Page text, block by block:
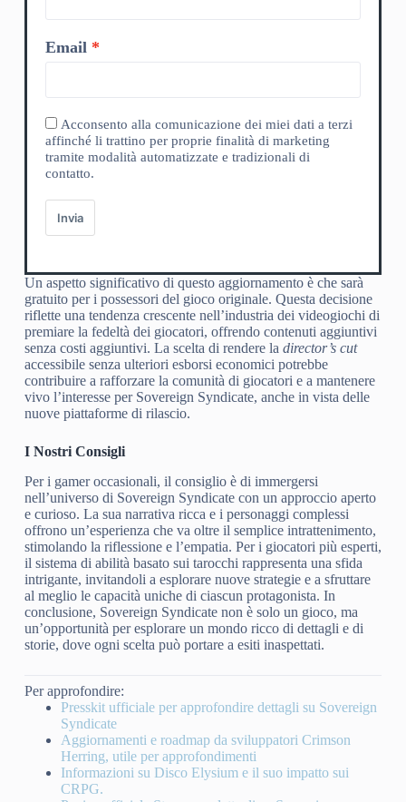
Email
Acconsento alla comunicazione dei miei dati a terzi
affinché li trattino per proprie finalità di marketing
tramite modalità automatizzate e tradizionali di
contatto.
Invia
Un aspetto significativo di questo aggiornamento è che sarà
gratuito per i possessori del gioco originale. Questa decisione
riflette una tendenza crescente nell’industria dei videogiochi di
premiare la fedeltà dei giocatori, offrendo contenuti aggiuntivi
senza costi aggiuntivi. La scelta di rendere la director’s cut
accessibile senza ulteriori esborsi economici potrebbe
contribuire a rafforzare la comunità di giocatori e a mantenere
vivo l’interesse per Sovereign Syndicate, anche in vista delle
nuove piattaforme di rilascio.
I Nostri Consigli
Per i gamer occasionali, il consiglio è di immergersi
nell’universo di Sovereign Syndicate con un approccio aperto
e curioso. La sua narrativa ricca e i personaggi complessi
offrono un’esperienza che va oltre il semplice intrattenimento,
stimolando la riflessione e l’empatia. Per i giocatori più esperti,
il sistema di abilità basato sui tarocchi rappresenta una sfida
intrigante, invitandoli a esplorare nuove strategie e a sfruttare
al meglio le capacità uniche di ciascun protagonista. In
conclusione, Sovereign Syndicate non è solo un gioco, ma
un’opportunità per esplorare un mondo ricco di dettagli e di
storie, dove ogni scelta può portare a esiti inaspettati.
Per approfondire:
Presskit ufficiale per approfondire dettagli su Sovereign
Syndicate
Aggiornamenti e roadmap da sviluppatori Crimson
Herring, utile per approfondimenti
Informazioni su Disco Elysium e il suo impatto sui
CRPG.